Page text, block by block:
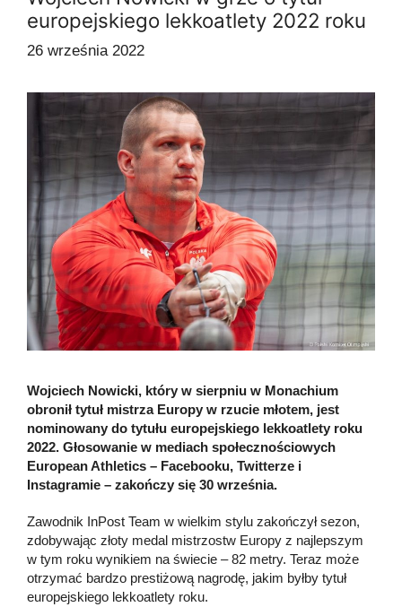
europejskiego lekkoatlety 2022 roku
26 września 2022
Wojciech Nowicki, który w sierpniu w Monachium
obronił tytuł mistrza Europy w rzucie młotem, jest
nominowany do tytułu europejskiego lekkoatlety roku
2022. Głosowanie w mediach społecznościowych
European Athletics – Facebooku, Twitterze i
Instagramie – zakończy się 30 września.
Zawodnik InPost Team w wielkim stylu zakończył sezon,
zdobywając złoty medal mistrzostw Europy z najlepszym
w tym roku wynikiem na świecie – 82 metry. Teraz może
otrzymać bardzo prestiżową nagrodę, jakim byłby tytuł
europejskiego lekkoatlety roku.